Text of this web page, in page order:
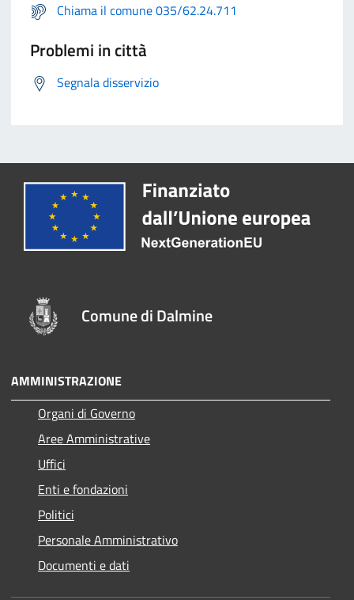
Chiama il comune 035/62.24.711
Problemi in città
Segnala disservizio
Comune di Dalmine
AMMINISTRAZIONE
Organi di Governo
Aree Amministrative
Uffici
Enti e fondazioni
Politici
Personale Amministrativo
Documenti e dati